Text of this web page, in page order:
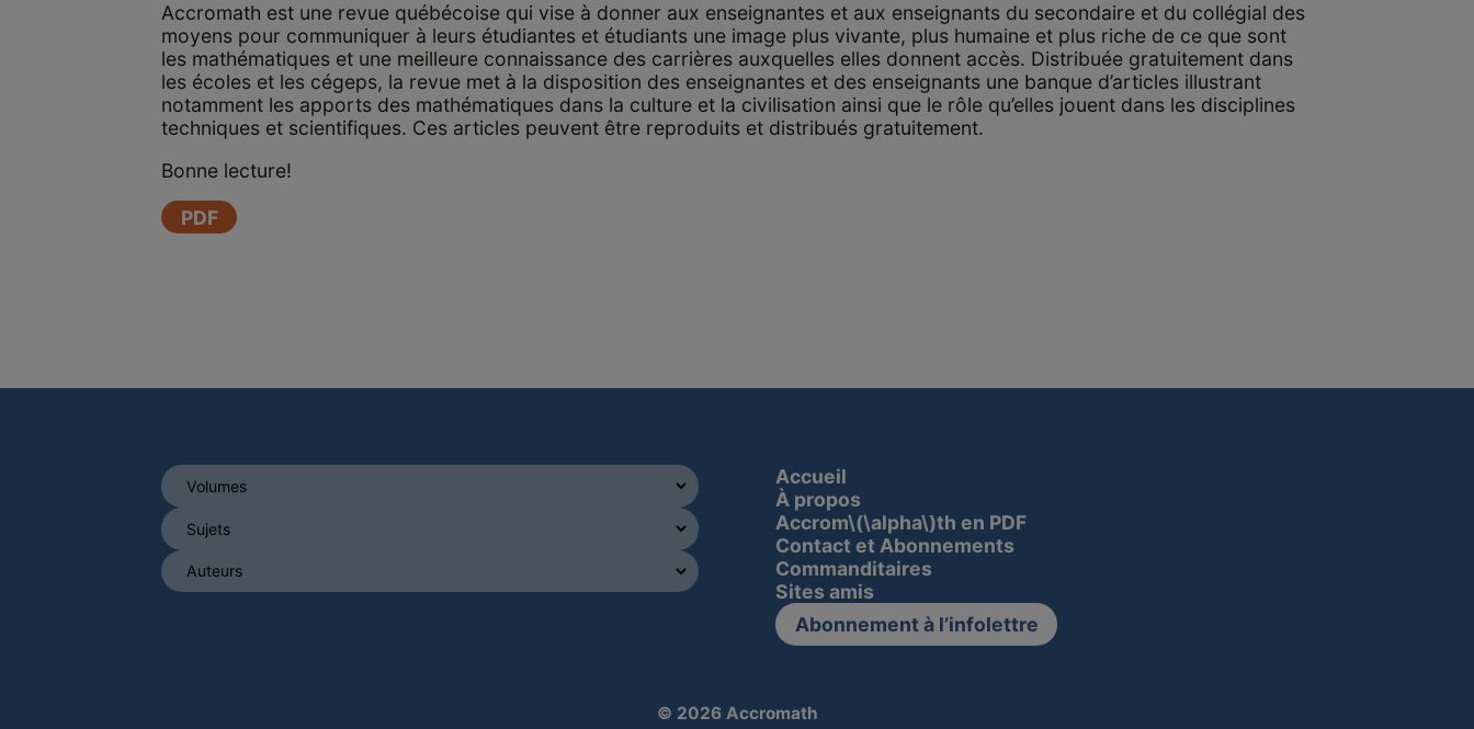
Accromath est une revue québécoise qui vise à donner aux enseignantes et aux enseignants du secondaire et du collégial des
moyens pour communiquer à leurs étudiantes et étudiants une image plus vivante, plus humaine et plus riche de ce que sont
les mathématiques et une meilleure connaissance des carrières auxquelles elles donnent accès. Distribuée gratuitement dans
les écoles et les cégeps, la revue met à la disposition des enseignantes et des enseignants une banque d’articles illustrant
notamment les apports des mathématiques dans la culture et la civilisation ainsi que le rôle qu’elles jouent dans les disciplines
techniques et scientifiques. Ces articles peuvent être reproduits et distribués gratuitement.
Bonne lecture!
PDF
Accueil
À propos
Accrom\(\alpha\)th en PDF
Contact et Abonnements
Commanditaires
Sites amis
Abonnement à l’infolettre
© 2026 Accromath